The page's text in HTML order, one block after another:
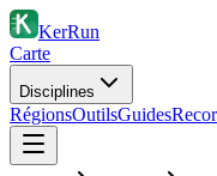
KerRun
Carte
Disciplines
RégionsOutilsGuides